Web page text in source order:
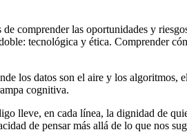
comprender las oportunidades y
tecnológica y ética. Comprender
datos son el aire y los algoritmos,
cognitiva.
lleve, en cada línea, la dignidad de
de pensar más allá de lo que nos